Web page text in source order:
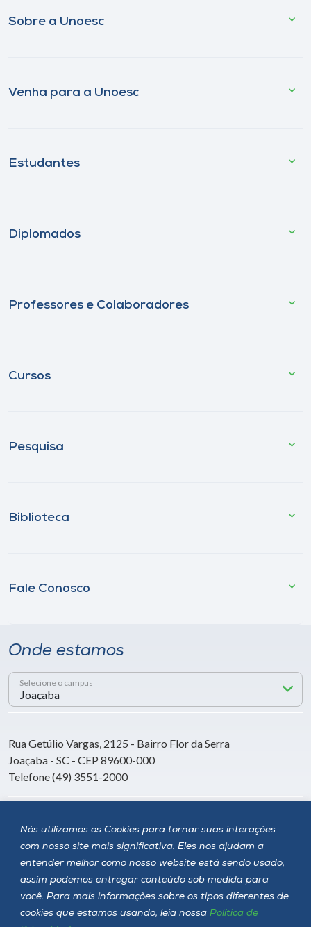
Nós utilizamos os Cookies para tornar suas interações
com nosso site mais significativa. Eles nos ajudam a
entender melhor como nosso website está sendo usado,
assim podemos entregar conteúdo sob medida para
você. Para mais informações sobre os tipos diferentes de
cookies que estamos usando, leia nossa Política de
Sobre a Unoesc
Venha para a Unoesc
Estudantes
Diplomados
Professores e Colaboradores
Cursos
Pesquisa
Biblioteca
Fale Conosco
Onde estamos
Selecione o campus
Rua Getúlio Vargas, 2125 - Bairro Flor da Serra
Joaçaba - SC - CEP 89600-000
Telefone (49) 3551-2000
Siga a Unoesc